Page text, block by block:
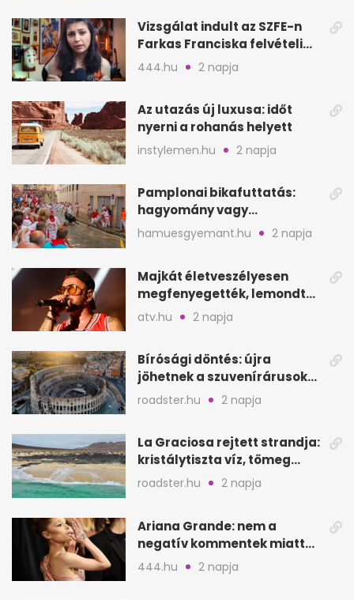
Vizsgálat indult az SZFE-n
Farkas Franciska felvételi
videója után
444.hu 2 napja
Az utazás új luxusa: időt
nyerni a rohanás helyett
instylemen.hu 2 napja
Pamplonai bikafuttatás:
hagyomány vagy
értelmetlen vérontás?
hamuesgyemant.hu 2 napja
Majkát életveszélyesen
megfenyegették, lemondta
a sepsiszentgyörgyi
atv.hu 2 napja
Bírósági döntés: újra
jöhetnek a szuvenírárusok
Európa ikonikus helyére
roadster.hu 2 napja
La Graciosa rejtett strandja:
kristálytiszta víz, tömeg
nélkül
roadster.hu 2 napja
Ariana Grande: nem a
negatív kommentek miatt
vonul vissza
444.hu 2 napja